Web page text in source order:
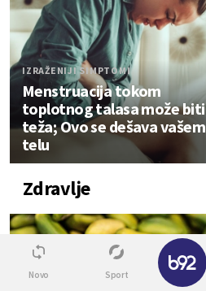
IZRAŽENIJI SIMPTOMI
Menstruacija tokom
toplotnog talasa može biti
teža; Ovo se dešava vašem
telu
Zdravlje
Novo Sport
✕